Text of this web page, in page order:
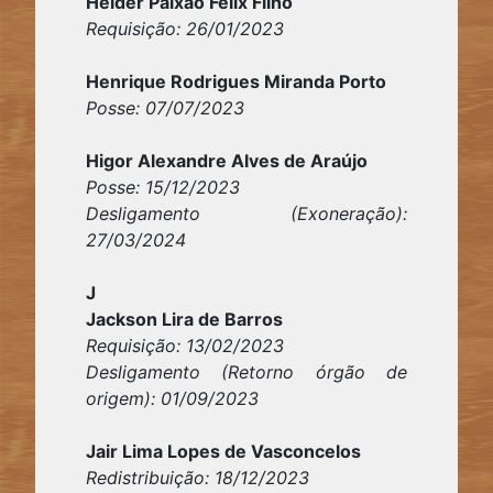
Requisição: 26/01/2023
Henrique Rodrigues Miranda Porto
Posse: 07/07/2023
Higor Alexandre Alves de Araújo
Posse: 15/12/2023
Desligamento (Exoneração):
27/03/2024
J
Jackson Lira de Barros
Requisição: 13/02/2023
Desligamento (Retorno órgão de
origem): 01/09/2023
Jair Lima Lopes de Vasconcelos
Redistribuição: 18/12/2023